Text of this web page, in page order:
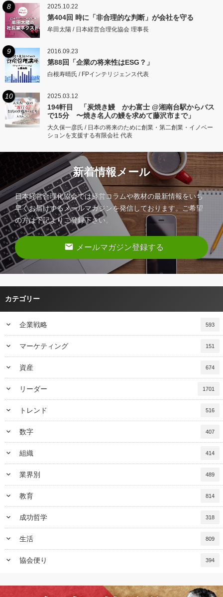
8 2025.10.22
第404回 時に「非合理的な判断」が会社を守る
牟田太陽 / 日本経営合理化協会 理事長
9 2016.09.23
第88回「企業の将来性はESG？」
白根寿晴氏 / FPインテリジェンス代表
10 2025.03.12
194軒目 「炭焼き鰻 かわ富士 @湘南台駅からバス
で15分 〜焼き名人の鰻を求めて藤沢市まで」
大久保一彦氏 / 日本の将来のために創業・第二創業・イノベー
ションを支援する有限会社 代表
新着情報メール
日本経営合理化協会では経営コラムや教材の最新情報をいち
早くお届けするメールマガジンを発信しております。ご希望
の方は下記よりご登録下さい。
email メールマガジン登録する
カテゴリー
keyboard_arrow_down 企業戦略 593
keyboard_arrow_down マーケティング 151
keyboard_arrow_down 資産 674
keyboard_arrow_down リーダー 1701
keyboard_arrow_down トレンド 516
keyboard_arrow_down 数字 407
keyboard_arrow_down 組織 414
keyboard_arrow_down 業界別 489
keyboard_arrow_down 教育 814
keyboard_arrow_down 成功哲学 318
keyboard_arrow_down 生活 809
keyboard_arrow_down 協会便り 394